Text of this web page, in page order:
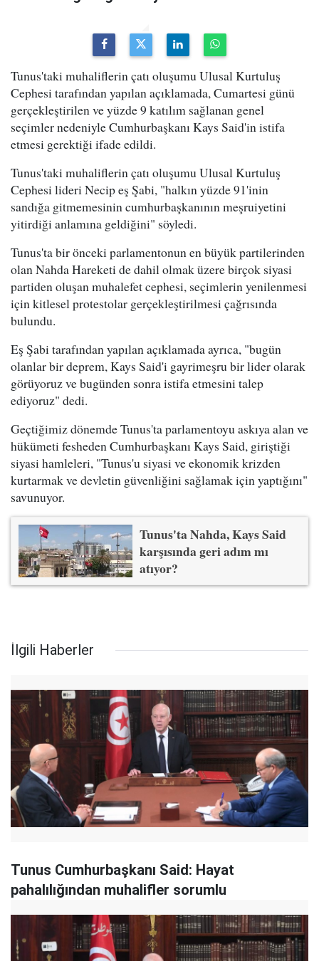
Tunus'taki muhaliflerin çatı oluşumu Ulusal Kurtuluş
Cephesi tarafından yapılan açıklamada, Cumartesi günü
gerçekleştirilen ve yüzde 9 katılım sağlanan genel
seçimler nedeniyle Cumhurbaşkanı Kays Said'in istifa
etmesi gerektiği ifade edildi.
Tunus'taki muhaliflerin çatı oluşumu Ulusal Kurtuluş
Cephesi lideri Necip eş Şabi, "halkın yüzde 91'inin
sandığa gitmemesinin cumhurbaşkanının meşruiyetini
yitirdiği anlamına geldiğini" söyledi.
Tunus'ta bir önceki parlamentonun en büyük partilerinden
olan Nahda Hareketi de dahil olmak üzere birçok siyasi
partiden oluşan muhalefet cephesi, seçimlerin yenilenmesi
için kitlesel protestolar gerçekleştirilmesi çağrısında
bulundu.
Eş Şabi tarafından yapılan açıklamada ayrıca, "bugün
olanlar bir deprem, Kays Said'i gayrimeşru bir lider olarak
görüyoruz ve bugünden sonra istifa etmesini talep
ediyoruz" dedi.
Geçtiğimiz dönemde Tunus'ta parlamentoyu askıya alan ve
hükümeti fesheden Cumhurbaşkanı Kays Said, giriştiği
siyasi hamleleri, "Tunus'u siyasi ve ekonomik krizden
kurtarmak ve devletin güvenliğini sağlamak için yaptığını"
savunuyor.
Tunus'ta Nahda, Kays Said
karşısında geri adım mı
atıyor?
İlgili Haberler
Tunus Cumhurbaşkanı Said: Hayat
pahalılığından muhalifler sorumlu